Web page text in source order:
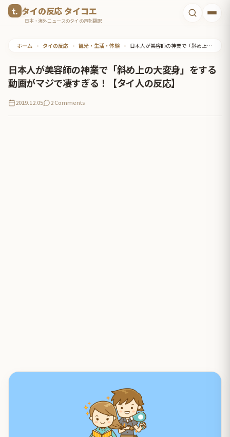
タイの反応 タイコエ
日本・海外ニュースのタイの声を翻訳
ホーム • タイの反応 • 観光・生活・体験 • 日本人が美容師の神業で「斜め上の大変身」をする動画がマジで凄すぎる！【タイ人の反応】
日本人が美容師の神業で「斜め上の大変身」をする
動画がマジで凄すぎる！【タイ人の反応】
2019.12.05 2 Comments